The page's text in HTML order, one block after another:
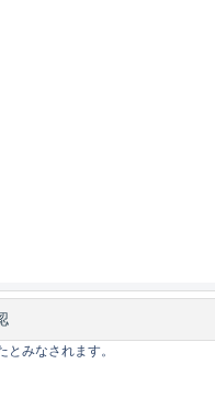
みなされます。